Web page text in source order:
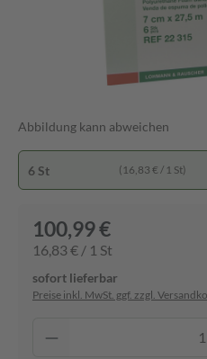
Abbildung kann abweichen
6 St (16,83 € / 1 St)
100,99 €
16,83 € / 1 St
sofort lieferbar
Preise inkl. MwSt. ggf. zzgl.